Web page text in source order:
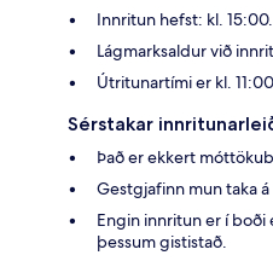
Innritun hefst: kl.
Lágmarksaldur við
Útritunartími er kl. 11:00
Sérstakar
Það er ekkert
Gestgjafinn mun taka
Engin innritun er í
þessum gististað.